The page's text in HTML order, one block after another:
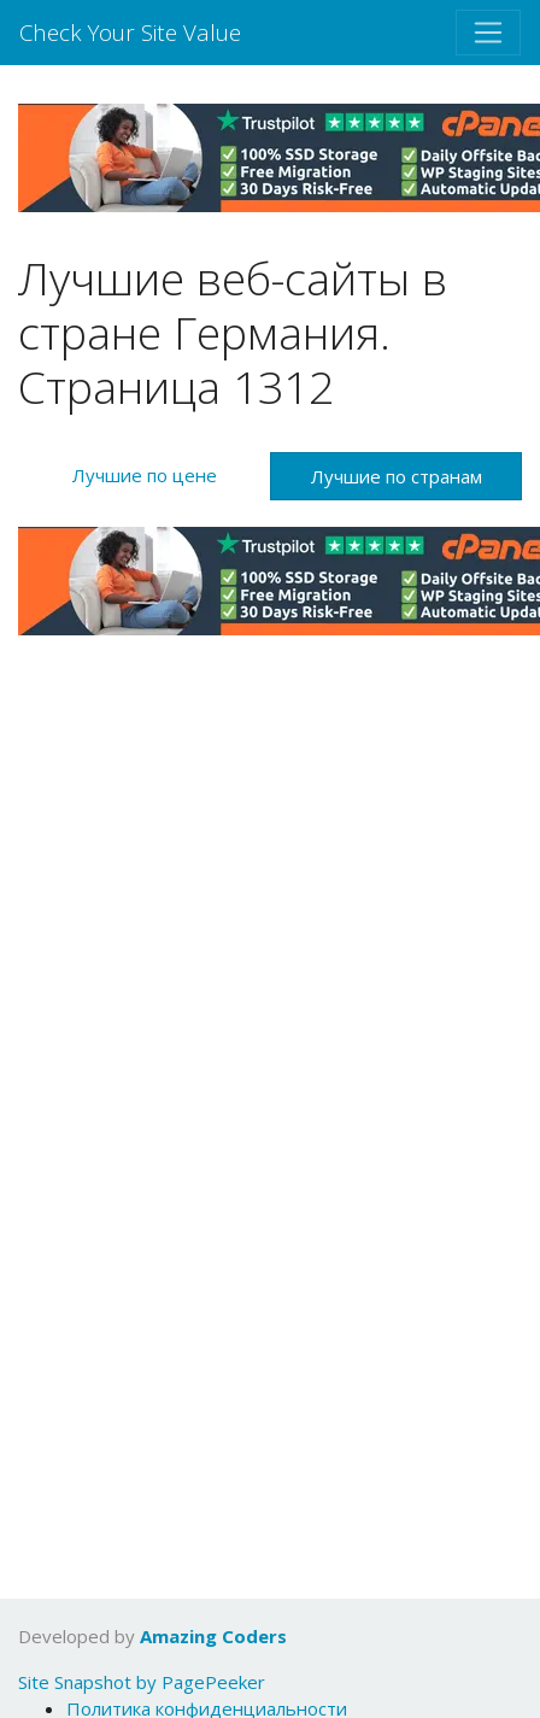
Check Your Site Value
Лучшие веб-сайты в
стране Германия.
Страница 1312
Лучшие по цене Лучшие по странам
Developed by Amazing Coders
Site Snapshot by PagePeeker
Политика конфиденциальности